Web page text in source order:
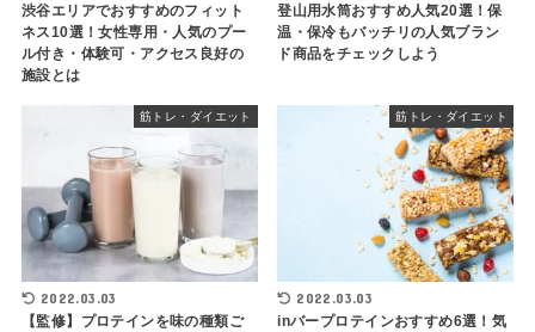
渋谷エリアでおすすめのフィット
ネス10選！女性専用・人気のプー
ル付き・体験可・アクセス良好の
施設とは
登山用水筒おすすめ人気20選！保
温・保冷もバッチリの人気ブラン
ド商品をチェックしよう
筋トレ・ダイエット
2022.03.03
【監修】プロテインを味の種類ご
筋トレ・ダイエット
2022.03.03
inバープロテインおすすめ6選！気